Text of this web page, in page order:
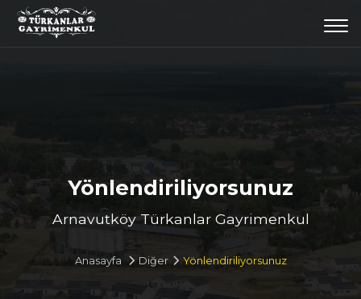
Yönlendiriliyorsunuz
Arnavutköy Türkanlar Gayrimenkul
Anasayfa Diğer Yönlendiriliyorsunuz